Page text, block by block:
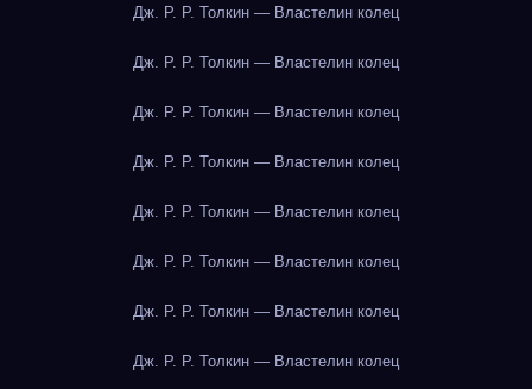
Дж. Р. Р. Толкин — Властелин колец
Дж. Р. Р. Толкин — Властелин колец
Дж. Р. Р. Толкин — Властелин колец
Дж. Р. Р. Толкин — Властелин колец
Дж. Р. Р. Толкин — Властелин колец
Дж. Р. Р. Толкин — Властелин колец
Дж. Р. Р. Толкин — Властелин колец
Дж. Р. Р. Толкин — Властелин колец